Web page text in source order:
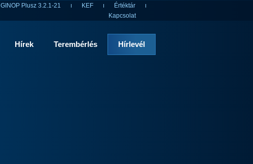
GINOP Plusz 3.2.1-21 KEF
Értéktár
Kapcsolat
Hírek Terembérlés Hírlevél